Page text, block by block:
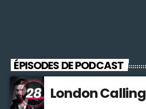
ÉPISODES DE PODCAST
London